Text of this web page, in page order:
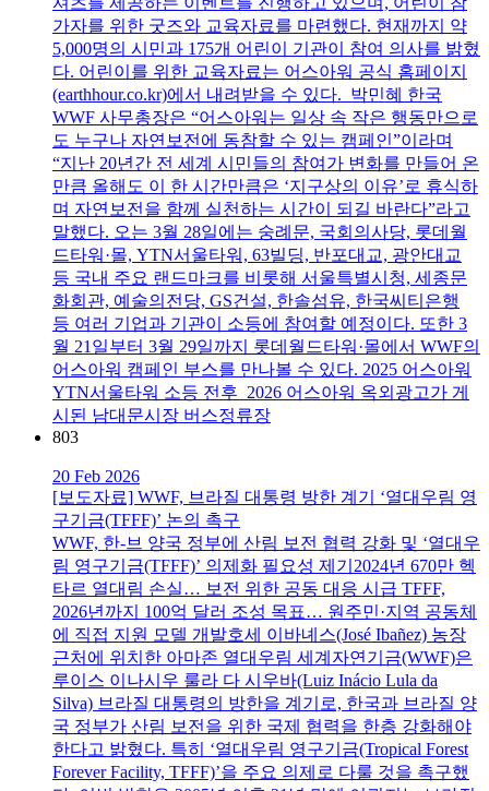
가자를 위한 굿즈와 교육자료를 마련했다. 현재까지 약
5,000명의 시민과 175개 어린이 기관이 참여 의사를 밝혔
다. 어린이를 위한 교육자료는 어스아워 공식 홈페이지
(earthhour.co.kr)에서 내려받을 수 있다. 박민혜 한국
WWF 사무총장은 “어스아워는 일상 속 작은 행동만으로
도 누구나 자연보전에 동참할 수 있는 캠페인”이라며
“지난 20년간 전 세계 시민들의 참여가 변화를 만들어 온
만큼 올해도 이 한 시간만큼은 ‘지구상의 이유’로 휴식하
며 자연보전을 함께 실천하는 시간이 되길 바란다”라고
말했다. 오는 3월 28일에는 숭례문, 국회의사당, 롯데월
드타워·몰, YTN서울타워, 63빌딩, 반포대교, 광안대교
등 국내 주요 랜드마크를 비롯해 서울특별시청, 세종문
화회관, 예술의전당, GS건설, 한솔섬유, 한국씨티은행
등 여러 기업과 기관이 소등에 참여할 예정이다. 또한 3
월 21일부터 3월 29일까지 롯데월드타워·몰에서 WWF의
어스아워 캠페인 부스를 만나볼 수 있다. 2025 어스아워
YTN서울타워 소등 전후 2026 어스아워 옥외광고가 게
시된 남대문시장 버스정류장
803
20 Feb 2026
[보도자료] WWF, 브라질 대통령 방한 계기 ‘열대우림 영
구기금(TFFF)’ 논의 촉구
WWF, 한-브 양국 정부에 산림 보전 협력 강화 및 ‘열대우
림 영구기금(TFFF)’ 의제화 필요성 제기2024년 670만 헥
타르 열대림 손실… 보전 위한 공동 대응 시급 TFFF,
2026년까지 100억 달러 조성 목표… 원주민·지역 공동체
에 직접 지원 모델 개발호세 이바녜스(José Ibañez) 농장
근처에 위치한 아마존 열대우림 세계자연기금(WWF)은
루이스 이나시우 룰라 다 시우바(Luiz Inácio Lula da
Silva) 브라질 대통령의 방한을 계기로, 한국과 브라질 양
국 정부가 산림 보전을 위한 국제 협력을 한층 강화해야
한다고 밝혔다. 특히 ‘열대우림 영구기금(Tropical Forest
Forever Facility, TFFF)’을 주요 의제로 다룰 것을 촉구했